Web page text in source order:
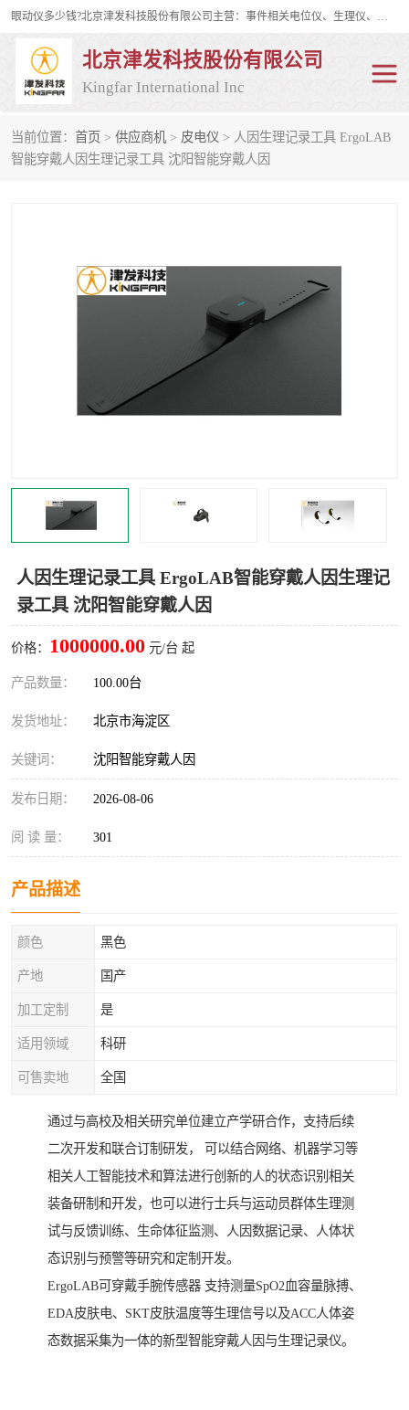
眼动仪多少钱?北京津发科技股份有限公司主营：事件相关电位仪、生理仪、肌电仪、脑电仪、皮电仪、眼动仪；是国家级高新技术企业、科技部认定的科技型中小企业和中关村高新技术企业，具备保密资格，具备自主进出口经营权；自主研发技术、产品与服务荣获多项省部级科学技术奖励、国家发明专利、国家软件著作权和省部级新技术新产品（服务）认证。
北京津发科技股份有限公司
Kingfar International Inc
当前位置： 首页 > 供应商机 > 皮电仪 > 人因生理记录工具 ErgoLAB
智能穿戴人因生理记录工具 沈阳智能穿戴人因
人因生理记录工具 ErgoLAB智能穿戴人因生理记
录工具 沈阳智能穿戴人因
价格： 1000000.00 元/台 起
产品数量： 100.00台
发货地址： 北京市海淀区
关键词： 沈阳智能穿戴人因
发布日期： 2026-08-06
阅 读 量： 301
产品描述
颜色 黑色
产地 国产
加工定制 是
适用领域 科研
可售卖地 全国
通过与高校及相关研究单位建立产学研合作，支持后续
二次开发和联合订制研发， 可以结合网络、机器学习等
相关人工智能技术和算法进行创新的人的状态识别相关
装备研制和开发，也可以进行士兵与运动员群体生理测
试与反馈训练、生命体征监测、人因数据记录、人体状
态识别与预警等研究和定制开发。
ErgoLAB可穿戴手腕传感器 支持测量SpO2血容量脉搏、
EDA皮肤电、SKT皮肤温度等生理信号以及ACC人体姿
态数据采集为一体的新型智能穿戴人因与生理记录仪。
皮电仪 脑电仪
行为观察与表情分析 动作捕捉与生物力学
人机交互实验室
神经营销与消费行为实验